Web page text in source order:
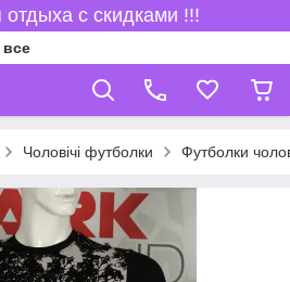
с скидками !!!
все
Чоловічі футболки Футболки